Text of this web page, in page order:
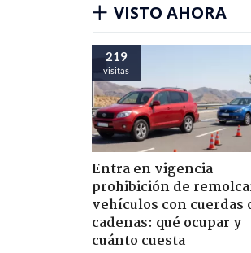
VISTO AHORA
219
visitas
Entra en vigencia
prohibición de
vehículos con cuerdas
cadenas: qué ocupar y
cuánto cuesta